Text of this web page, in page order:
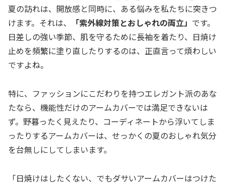
夏の訪れは、開放感と同時に、ある悩みを私たちに突きつ
けます。それは、
「紫外線対策とおしゃれの両立」 です。
日差しの強い季節、肌を守るために長袖を着たり、日焼け
止めを頻繁に塗り直したりするのは、正直言って煩わしい
ですよね。
特に、ファッションにこだわりを持つエレガント派のあな
たなら、機能性だけのアームカバーでは満足できないは
ず。野暮ったく見えたり、コーディネートから浮いてしま
ったりするアームカバーは、せっかくの夏のおしゃれ気分
を台無しにしてしまいます。
「日焼けはしたくない、でもダサいアームカバーはつけた